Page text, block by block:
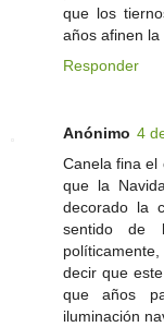
que los
años afinen la
Responder
Anónimo 4
Canela fina el
que la
decorado la
sentido de
decir que
que años
iluminación